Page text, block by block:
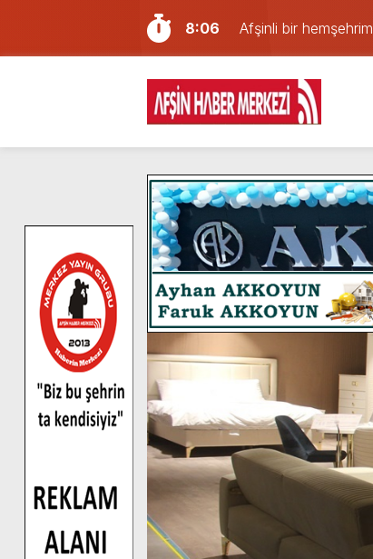
8:06
Afşinli bir
14:05
Madrigal,
7:39
KEDİNİZ Mİ VAR?
7:27
Cumhurbaşkanı
13:57
Afşin Heyetinden
10:34
Vatandaşlardan
16:48
Pusula Maraş
16:46
Pusula Maraş’ın
9:47
Afşin’de Orjinal deri
11:22
KAFUM Fuar Alanı